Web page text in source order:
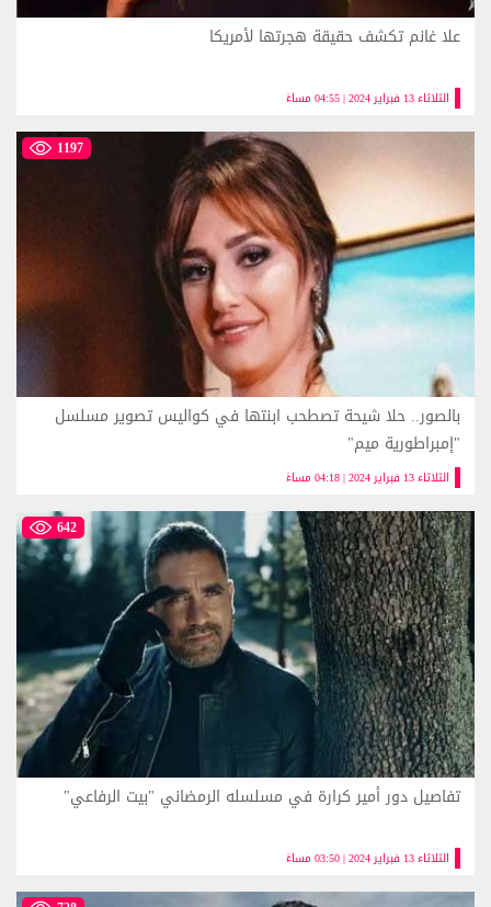
الثلاثاء 13 فبراير 2024 | 04:55 مساءً
علا غانم تكشف حقيقة هجرتها لأمريكا
1197
الثلاثاء 13 فبراير 2024 | 04:18 مساءً
بالصور.. حلا شيحة تصطحب ابنتها في كواليس تصوير مسلسل
"إمبراطورية ميم"
642
الثلاثاء 13 فبراير 2024 | 03:50 مساءً
تفاصيل دور أمير كرارة في مسلسله الرمضاني "بيت الرفاعي"